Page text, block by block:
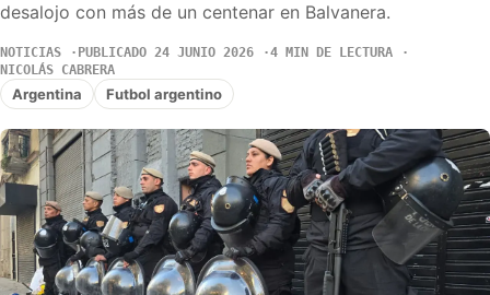
desalojo con más de un centenar en Balvanera.
NOTICIAS PUBLICADO 24 JUNIO 2026
4 MIN DE LECTURA
NICOLÁS CABRERA
Argentina Futbol argentino